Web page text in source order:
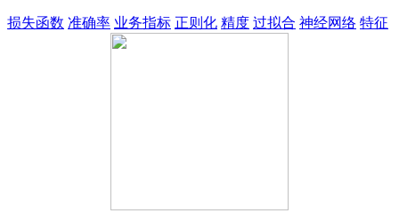
损失函数 准确率 业务指标 正则化 精度 过拟合 神经网络 特征